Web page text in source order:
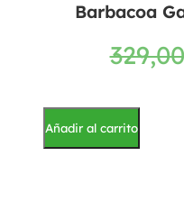
Barbacoa
329,00
Añadir al carrito